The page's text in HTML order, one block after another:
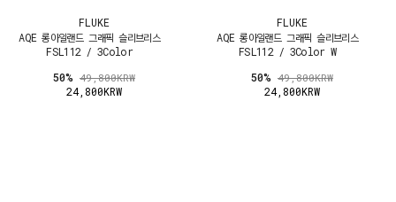
FLUKE
AQE 롱아일랜드 그래픽 슬리브리스
FSL112 / 3Color
50% 49,800KRW
24,800KRW
FLUKE
AQE 롱아일랜드 그래픽 슬리브리스
FSL112 / 3Color W
50% 49,800KRW
24,800KRW